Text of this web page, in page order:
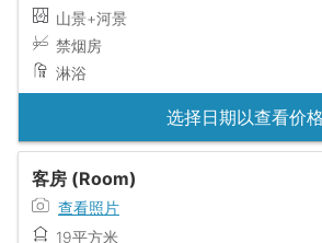
山景+河景
禁烟房
淋浴
选择日期以查看价格
客房 (Room)
查看照片
19平方米